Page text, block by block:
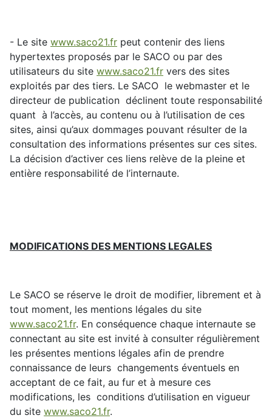
- Le site www.saco21.fr peut contenir des liens
hypertextes proposés par le SACO ou par des
utilisateurs du site www.saco21.fr vers des sites
exploités par des tiers. Le SACO le webmaster et le
directeur de publication déclinent toute responsabilité
quant à l’accès, au contenu ou à l’utilisation de ces
sites, ainsi qu’aux dommages pouvant résulter de la
consultation des informations présentes sur ces sites.
La décision d’activer ces liens relève de la pleine et
entière responsabilité de l’internaute.
MODIFICATIONS DES MENTIONS LEGALES
Le SACO se réserve le droit de modifier, librement et à
tout moment, les mentions légales du site
www.saco21.fr. En conséquence chaque internaute se
connectant au site est invité à consulter régulièrement
les présentes mentions légales afin de prendre
connaissance de leurs changements éventuels en
acceptant de ce fait, au fur et à mesure ces
modifications, les conditions d’utilisation en vigueur
du site www.saco21.fr.